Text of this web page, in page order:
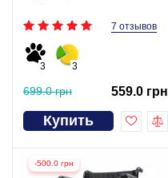
7 отзывов
3 3
699.0 грн 559.0 грн
Купить
-500.0 грн